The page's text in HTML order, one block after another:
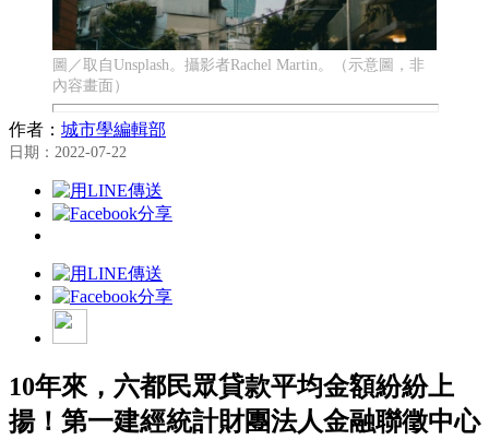
圖／取自Unsplash。攝影者Rachel Martin。（示意圖，非
內容畫面）
作者： 城市學編輯部
日期：2022-07-22
10年來，六都民眾貸款平均金額紛紛上
揚！第一建經統計財團法人金融聯徵中心